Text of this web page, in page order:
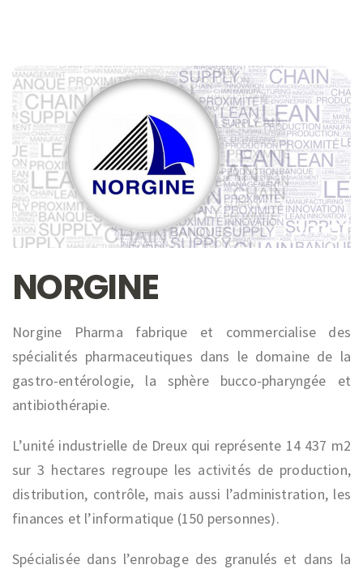
NORGINE
Norgine Pharma fabrique et commercialise des
spécialités pharmaceutiques dans le domaine de la
gastro-entérologie, la sphère bucco-pharyngée et
antibiothérapie.
L’unité industrielle de Dreux qui représente 14 437 m2
sur 3 hectares regroupe les activités de production,
distribution, contrôle, mais aussi l’administration, les
finances et l’informatique (150 personnes).
Spécialisée dans l’enrobage des granulés et dans la